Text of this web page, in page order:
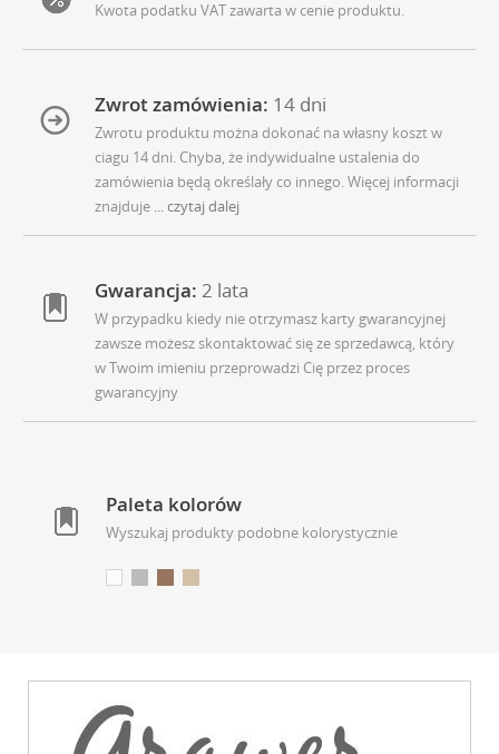
Kwota podatku VAT zawarta w cenie produktu.
Zwrot zamówienia: 14 dni
Zwrotu produktu można dokonać na własny koszt w
ciagu 14 dni. Chyba, że indywidualne ustalenia do
zamówienia będą określały co innego. Więcej informacji
znajduje ... czytaj dalej
Gwarancja: 2 lata
W przypadku kiedy nie otrzymasz karty gwarancyjnej
zawsze możesz skontaktować się ze sprzedawcą, który
w Twoim imieniu przeprowadzi Cię przez proces
gwarancyjny
Paleta kolorów
Wyszukaj produkty podobne kolorystycznie